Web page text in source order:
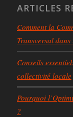
ARTICLES
Comment la
Transversal
Conseils
collectivité locale
Pourquoi
?